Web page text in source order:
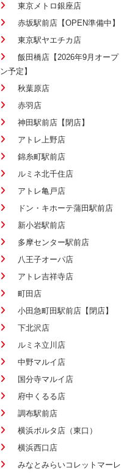
東京メトロ銀座店
赤坂駅前店【OPEN準備中】
東京駅ヤエチカ店
飯田橋店【2026年9月オープ
ン予定】
秋葉原店
赤羽店
神田駅前店【閉店】
アトレ上野店
錦糸町駅前店
ルミネ北千住店
アトレ亀戸店
ドン・キホーテ蒲田駅前店
新小岩駅前店
多摩センター駅前店
八王子オーパ店
アトレ吉祥寺店
町田店
小田急町田駅前店【閉店】
下北沢店
ルミネ立川店
中野マルイ店
国分寺マルイ店
府中くるる店
調布駅前店
横浜ポルタ店（東口）
横浜西口店
みなとみらいコレットマーレ